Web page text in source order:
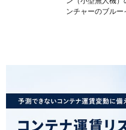
ンチャーのブル